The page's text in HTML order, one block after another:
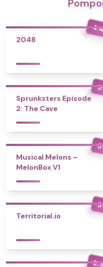
2048
5
Sprunksters Episode
2: The Cave
5
Musical Melons –
MelonBox V1
5
Territorial.io